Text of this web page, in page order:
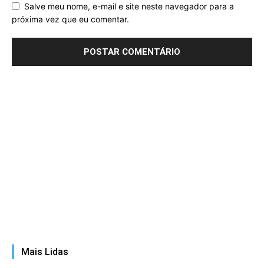
Salve meu nome, e-mail e site neste navegador para a
próxima vez que eu comentar.
Mais Lidas